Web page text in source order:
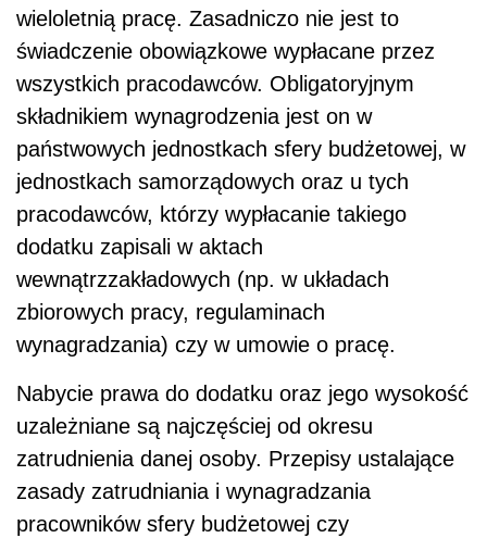
wieloletnią pracę. Zasadniczo nie jest to
świadczenie obowiązkowe wypłacane przez
wszystkich pracodawców. Obligatoryjnym
składnikiem wynagrodzenia jest on w
państwowych jednostkach sfery budżetowej, w
jednostkach samorządowych oraz u tych
pracodawców, którzy wypłacanie takiego
dodatku zapisali w aktach
wewnątrzzakładowych (np. w układach
zbiorowych pracy, regulaminach
wynagradzania) czy w umowie o pracę.
Nabycie prawa do dodatku oraz jego wysokość
uzależniane są najczęściej od okresu
zatrudnienia danej osoby. Przepisy ustalające
zasady zatrudniania i wynagradzania
pracowników sfery budżetowej czy